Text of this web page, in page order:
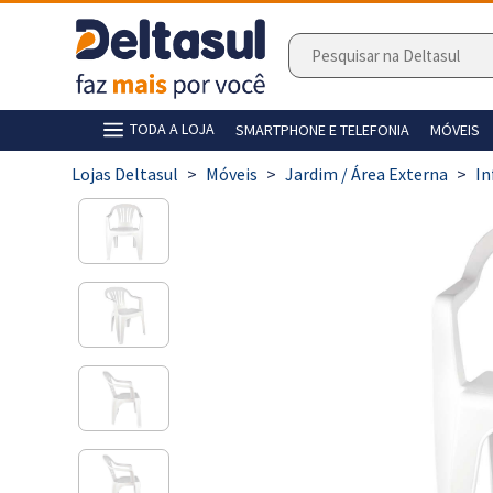
TODA A LOJA SMARTPHONE E TELEFONIA MÓVEIS
> Móveis > Jardim / Área Externa >